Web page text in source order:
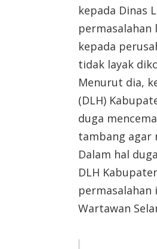
kepada Dinas
permasalahan
kepada
tidak layak
Menurut dia,
(DLH)
duga
tambang agar
Dalam hal
DLH
permasalahan
Wartawan